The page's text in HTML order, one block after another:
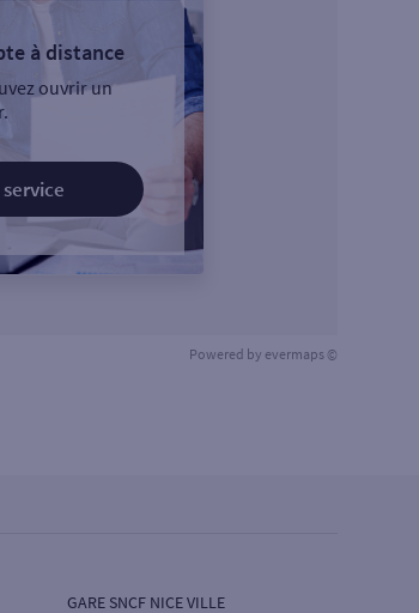
à distance
ouvrir un
Powered by evermaps ©
GARE SNCF NICE VILLE